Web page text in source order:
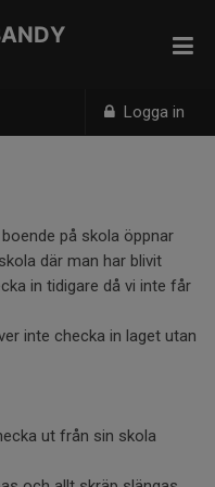
Logga in
på skola öppnar
där man har blivit
in tidigare då vi inte får
inte checka in laget utan
ut från sin skola